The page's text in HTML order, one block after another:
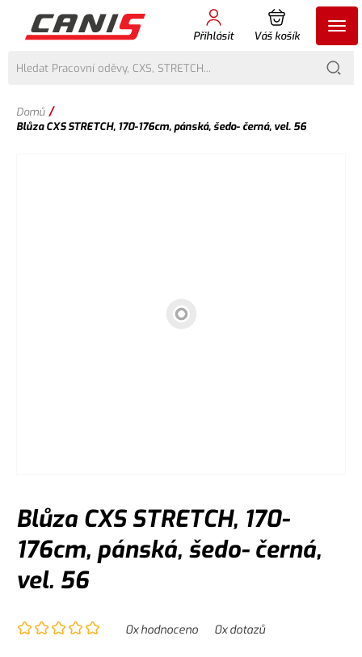
Přihlásit Váš košík
Domů /
Blůza CXS STRETCH, 170-176cm, pánská, šedo- černá, vel. 56
Blůza CXS STRETCH, 170-
176cm, pánská, šedo- černá,
vel. 56
0x hodnoceno 0x dotazů